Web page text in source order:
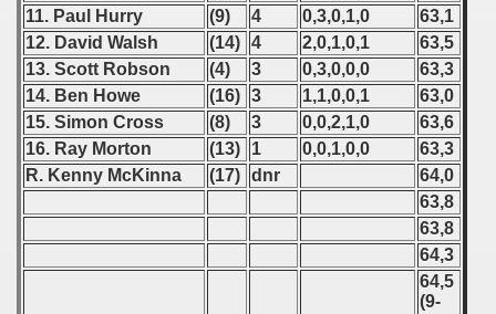
11. Paul Hurry
(9) 4 0,3,0,1,0
63,1
12. David Walsh
(14) 4 2,0,1,0,1
63,5
13. Scott Robson
(4) 3 0,3,0,0,0
63,3
14. Ben Howe
(16) 3 1,1,0,0,1
63,0
15. Simon Cross
(8) 3 0,0,2,1,0
63,6
16. Ray Morton
(13) 1 0,0,1,0,0
63,3
R. Kenny McKinna
(17) dnr
64,0
63,8
63,8
64,3
64,5
(9-
1983